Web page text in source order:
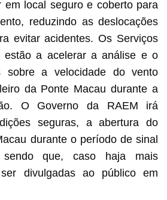
em local seguro e coberto para
reduzindo as deslocações
evitar acidentes. Os Serviços
estão a acelerar a análise e o
sobre a velocidade do vento
da Ponte Macau durante a
O Governo da RAEM irá
seguras, a abertura do
durante o período de sinal
que, caso haja mais
divulgadas ao público em